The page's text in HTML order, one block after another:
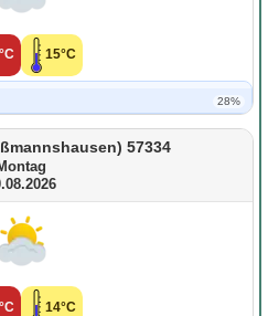
15°C
28%
57334
14°C